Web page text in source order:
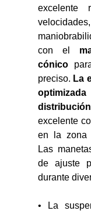
excelente
con el
cónico
preciso. La
distribución
excelente
en la zona
Las
de ajuste
durante
• La